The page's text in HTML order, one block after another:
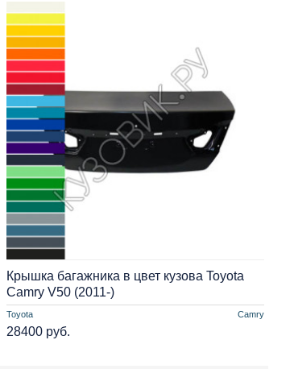
Toyota Camry
Крышка багажника в цвет кузова Toyota
Camry V50 (2011-)
28400 руб.